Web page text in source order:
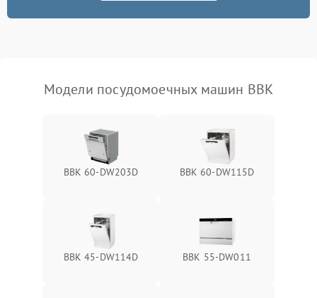
Модели посудомоечных машин BBK
BBK 60-DW203D BBK 60-DW115D
BBK 45-DW114D BBK 55-DW011